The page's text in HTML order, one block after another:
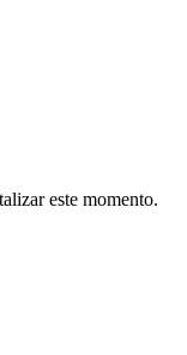
este momento.